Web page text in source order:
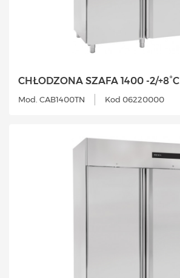
CHŁODZONA SZAFA 1400 -2/+8°C
Mod. CAB1400TN Kod 06220000